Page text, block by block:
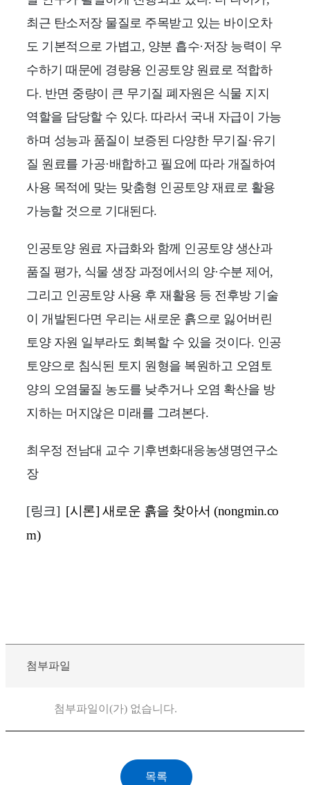
최근 탄소저장 물질로 주목받고 있는 바이오차
도 기본적으로 가볍고, 양분 흡수·저장 능력이 우
수하기 때문에 경량용 인공토양 원료로 적합하
다. 반면 중량이 큰 무기질 폐자원은 식물 지지
역할을 담당할 수 있다. 따라서 국내 자급이 가능
하며 성능과 품질이 보증된 다양한 무기질·유기
질 원료를 가공·배합하고 필요에 따라 개질하여
사용 목적에 맞는 맞춤형 인공토양 재료로 활용
가능할 것으로 기대된다.
인공토양 원료 자급화와 함께 인공토양 생산과
품질 평가, 식물 생장 과정에서의 양·수분 제어,
그리고 인공토양 사용 후 재활용 등 전후방 기술
이 개발된다면 우리는 새로운 흙으로 잃어버린
토양 자원 일부라도 회복할 수 있을 것이다. 인공
토양으로 침식된 토지 원형을 복원하고 오염토
양의 오염물질 농도를 낮추거나 오염 확산을 방
지하는 머지않은 미래를 그려본다.
최우정 전남대 교수 기후변화대응농생명연구소
장
[링크] [시론] 새로운 흙을 찾아서 (nongmin.co
m)
첨부파일
첨부파일이(가) 없습니다.